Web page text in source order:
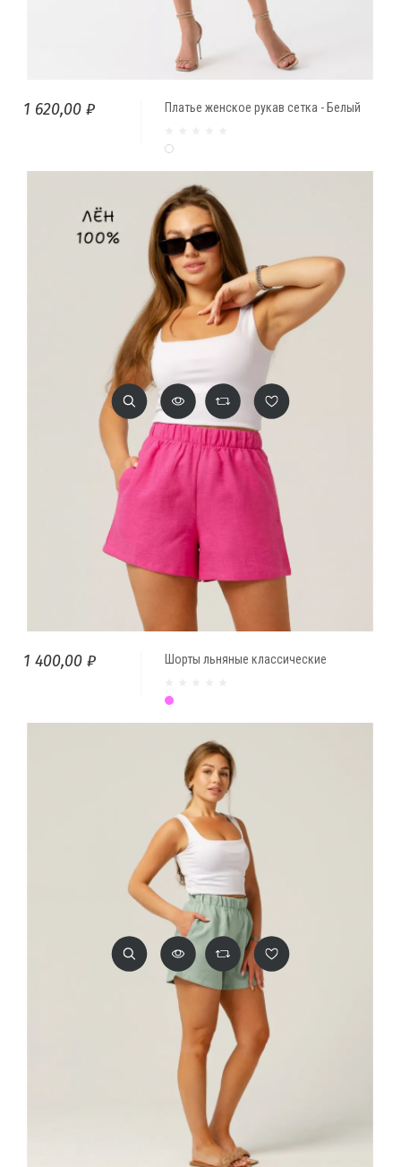
Платье женское рукав сетка - Белый
1 620,00 ₽
Белый
Шорты льняные классические
1 400,00 ₽
Фуксия